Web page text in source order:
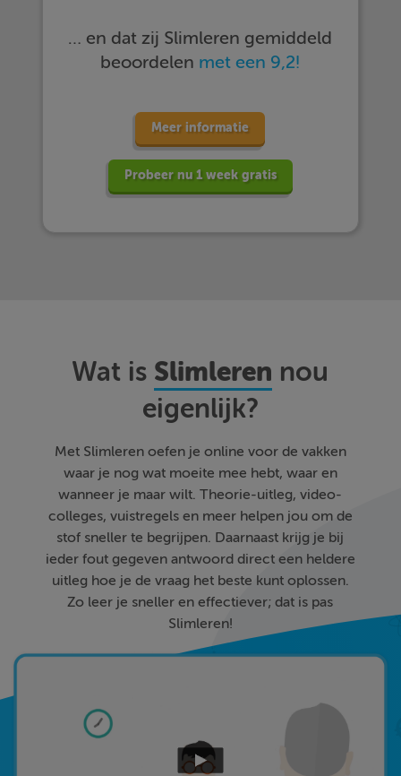
… en dat zij Slimleren gemiddeld
beoordelen met een 9,2!
Meer informatie
Probeer nu 1 week gratis
Wat is Slimleren nou
eigenlijk?
Met Slimleren oefen je online voor de vakken
waar je nog wat moeite mee hebt, waar en
wanneer je maar wilt. Theorie-uitleg, video-
colleges, vuistregels en meer helpen jou om de
stof sneller te begrijpen. Daarnaast krijg je bij
ieder fout gegeven antwoord direct een heldere
uitleg hoe je de vraag het beste kunt oplossen.
Zo leer je sneller en effectiever; dat is pas
Slimleren!